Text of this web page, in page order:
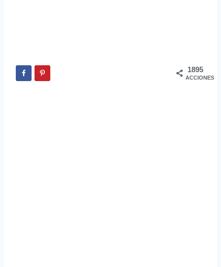
1895
ACCIONES